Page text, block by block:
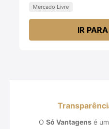
Mercado Livre
IR
O Só Vantagensé